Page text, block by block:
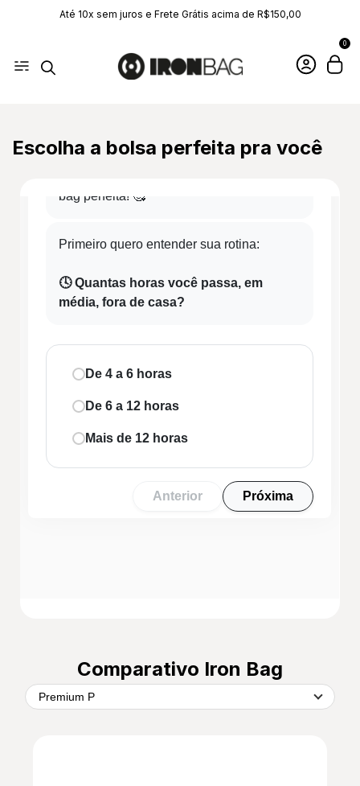
Até 10x sem juros e Frete Grátis acima de R$150,00
0
Escolha a bolsa perfeita pra você
Comparativo Iron Bag
Premium P